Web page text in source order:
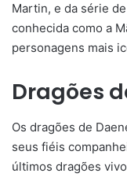
Martin, e da série
conhecida como a
personagens mais
Dragões
Os dragões de
seus fiéis
últimos dragões